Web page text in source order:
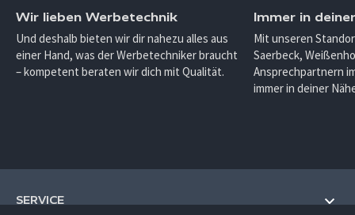
Wir lieben Werbetechnik
Und deshalb bieten wir dir nahezu alles aus
einer Hand, was der Werbetechniker braucht
– kompetent beraten wir dich mit Qualität.
Immer in
Mit unseren
Saerbeck,
Ansprechpartnern
immer in deiner
SERVICE